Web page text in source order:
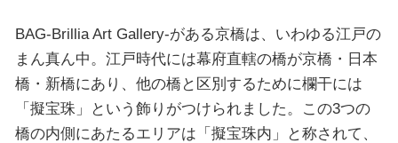
BAG-Brillia Art Gallery-がある京橋は、いわゆる江戸の
まん真ん中。江戸時代には幕府直轄の橋が京橋・日本
橋・新橋にあり、他の橋と区別するために欄干には
「擬宝珠」という飾りがつけられました。この3つの
橋の内側にあたるエリアは「擬宝珠内」と称されて、